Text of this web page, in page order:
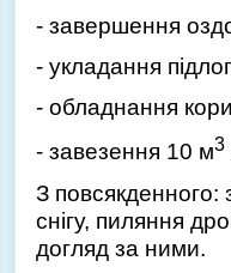
- завершення
- укладання
- обладнання
- завезення 10 м3
З повсякденного:
снігу, пиляння
догляд за ними.